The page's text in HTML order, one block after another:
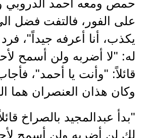
حمص ومعه أحمد الدروبي
على الفور، فالتفت فضل
يكذب، أنا أعرفه جيداً"،
له: "لا أضربه ولن أسمح
قائلاً: "وأنت يا أحمد"،
وكان هذان العنصران هما
"بدأ عبدالمجيد بالصراخ
لك لن أضربه ولن أسمح